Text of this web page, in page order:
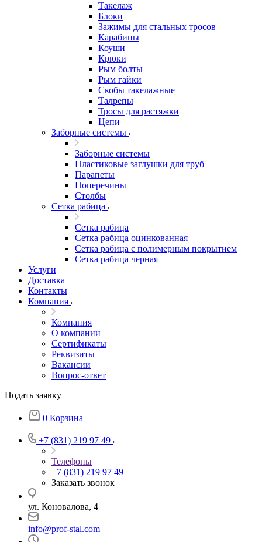
Такелаж
Блоки
Зажимы для стальных тросов
Карабины
Коуши
Крюки
Рым болты
Рым гайки
Скобы такелажные
Талрепы
Тросы для растяжки
Цепи
Заборные системы
Заборные системы
Пластиковые заглушки для труб
Парапеты
Поперечины
Столбы
Сетка рабица
Сетка рабица
Сетка рабица оцинкованная
Сетка рабица с полимерным покрытием
Сетка рабица черная
Услуги
Доставка
Контакты
Компания
Компания
О компании
Сертификаты
Реквизиты
Вакансии
Вопрос-ответ
Подать заявку
0 Корзина
+7 (831) 219 97 49
Телефоны
+7 (831) 219 97 49
Заказать звонок
ул. Коновалова, 4
info@prof-stal.com